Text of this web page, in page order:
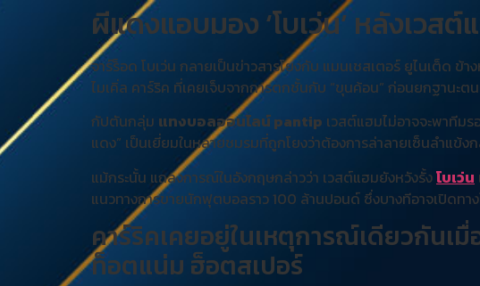
ผีแดงแอบมอง ‘โบเว่น’ หลังเวส
จาร์ร็อด โบเว่น กลายเป็นข่าวสารโยงกับ แมนเชสเตอร์ ยูไนเต็ด ข้
ไมเคิ่ล คาร์ริค ที่เคยเจ็บจากการตกชั้นกับ “ขุนค้อน” ก่อนยกฐานะต
กัปตันกลุ่ม แทงบอลออนไลน์ pantip เวสต์แฮมไม่อาจจะพาทีม
แดง” เป็นเยี่ยมในหลายชมรมที่ถูกโยงว่าต้องการล่าลายเซ็นลำแข้
แม้กระนั้น แถลงการณ์ในอังกฤษกล่าวว่า เวสต์แฮมยังหวังรั้งโบเว่น
แนวทางการขายนักฟุตบอลราว 100 ล้านปอนด์ ซึ่งบางทีอาจเปิดท
คาร์ริคเคยอยู่ในเหตุการณ์เดียวกันเมื่
ท็อตแน่ม ฮ็อตสเปอร์